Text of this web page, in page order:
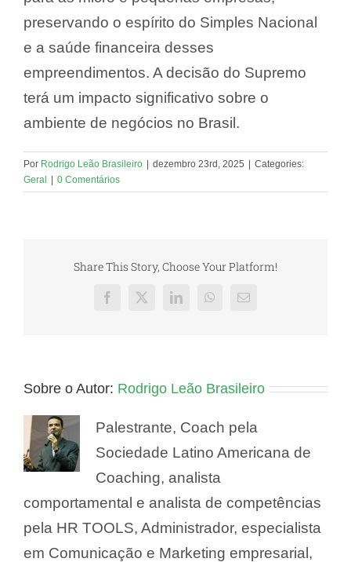
preservando o espírito do Simples Nacional
e a saúde financeira desses
empreendimentos. A decisão do Supremo
terá um impacto significativo sobre o
ambiente de negócios no Brasil.
Por Rodrigo Leão Brasileiro dezembro 23rd, 2025
Categories:
Geral
0 Comentários
Share This Story, Choose Your Platform!
Facebook
X LinkedInWhatsApp
E-
Sobre o Autor: Rodrigo Leão Brasileiro
Palestrante, Coach pela
Sociedade Latino Americana de
Coaching, analista
comportamental e analista de competências
pela HR TOOLS, Administrador, especialista
em Comunicação e Marketing empresarial,